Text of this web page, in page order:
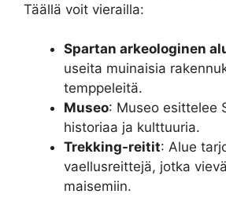
Täällä voit vierailla:
Spartan arkeologinen
useita muinaisia
temppeleitä.
Museo: Museo esittelee
historiaa ja kulttuuria.
Trekking-reitit: Alue
vaellusreittejä, jotka
maisemiin.